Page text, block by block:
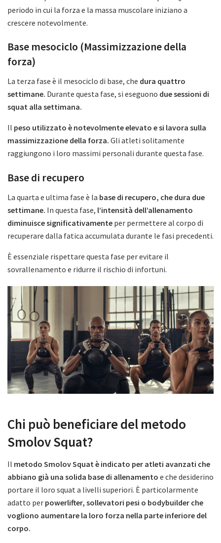
periodo in cui la forza e la massa muscolare iniziano a
crescere notevolmente.
Base mesociclo (Massimizzazione della
forza)
La terza fase è il mesociclo di base, che dura quattro
settimane. Durante questa fase, si eseguono due sessioni di
squat alla settimana.
Il peso utilizzato è notevolmente elevato e si lavora sulla
massimizzazione della forza. Gli atleti solitamente
raggiungono i loro massimi personali durante questa fase.
Base di recupero
La quarta e ultima fase è la base di recupero, che dura due
settimane. In questa fase, l’intensità dell’allenamento
diminuisce significativamente per permettere al corpo di
recuperare dalla fatica accumulata durante le fasi precedenti.
È essenziale rispettare questa fase per evitare il
sovrallenamento e ridurre il rischio di infortuni.
Chi può beneficiare del metodo
Smolov Squat?
Il metodo Smolov Squat è indicato per atleti avanzati che
abbiano già una solida base di allenamento e che desiderino
portare il loro squat a livelli superiori. È particolarmente
adatto per powerlifter, sollevatori pesi o bodybuilder che
vogliono aumentare la loro forza nella parte inferiore del
corpo.